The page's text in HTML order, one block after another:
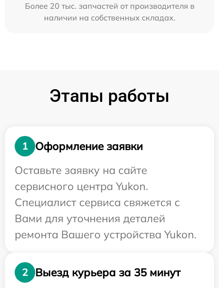
Более 20 тыс. запчастей от производителя в
наличии на собственных складах.
Этапы работы
1
Оформление заявки
Оставьте заявку на сайте
сервисного центра Yukon.
Специалист сервиса свяжется с
Вами для уточнения деталей
ремонта Вашего устройства Yukon.
2
Выезд курьера за 35 минут